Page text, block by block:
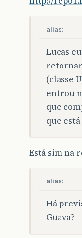
alias:
Lucas
retornar
(classe
entrou
que
que
Está sim na
alias:
Há
Guava?